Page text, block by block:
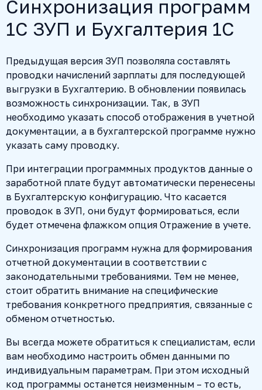
Синхронизация программ
1С ЗУП и Бухгалтерия 1С
Предыдущая версия ЗУП позволяла составлять
проводки начислений зарплаты для последующей
выгрузки в Бухгалтерию. В обновлении появилась
возможность синхронизации. Так, в ЗУП
необходимо указать способ отображения в учетной
документации, а в бухгалтерской программе нужно
указать саму проводку.
При интеграции программных продуктов данные о
заработной плате будут автоматически перенесены
в Бухгалтерскую конфигурацию. Что касается
проводок в ЗУП, они будут формироваться, если
будет отмечена флажком опция Отражение в учете.
Синхронизация программ нужна для формирования
отчетной документации в соответствии с
законодательными требованиями. Тем не менее,
стоит обратить внимание на специфические
требования конкретного предприятия, связанные с
обменом отчетностью.
Вы всегда можете обратиться к специалистам, если
вам необходимо настроить обмен данными по
индивидуальным параметрам. При этом исходный
код программы останется неизменным – то есть,